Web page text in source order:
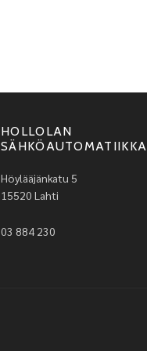
HOLLOLAN
Höylääjänkatu 5
15520 Lahti
03 884 230